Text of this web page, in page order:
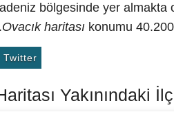
bölgesinde yer almakta
Ovacık haritası konumu
Twitter
Yakınındaki